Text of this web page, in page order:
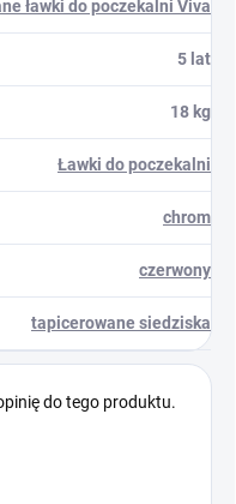
ławki do poczekalni Viva
5 lat
18 kg
Ławki do poczekalni
chrom
czerwony
tapicerowane siedziska
do tego produktu.